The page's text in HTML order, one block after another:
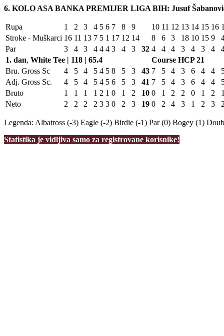
6. KOLO ASA BANKA PREMIJER LIGA BIH: Jusuf
Rupa 1 2 3 4 5 6 7 8 9 10 11 12 13 14 15 16
Stroke - Muškarci 16 11 13 7 5 1 17 12 14 8 6 3 18 10 15 9
Par
3 4 3 4 4 4 3 4 3 32 4 4 4 3 4 3 4
1. dan, White Tee | 118 | 65.4 Course HCP21
Bru. Gross Sc
4 5 4 5 4 5 8 5 3 43 7 5 4 3 6 4 4
Adj. Gross Sc.
4 5 4 5 4 5 6 5 3 41 7 5 4 3 6 4 4
Bruto
1 1 1 1 2 1 0 1 2 10 0 1 2 2 0 1 2
Neto
2 2 2 2 3 3 0 2 3 19 0 2 4 3 1 2 3
Legenda: Albatross (-3) Eagle (-2) Birdie (-1) Par (0) Bogey (1)
Statistika je vidljiva samo za registrovane korisnike!